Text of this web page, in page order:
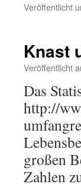
Veröffentlicht
Knast
Veröffentlicht
Das
http://
großen
Zahlen